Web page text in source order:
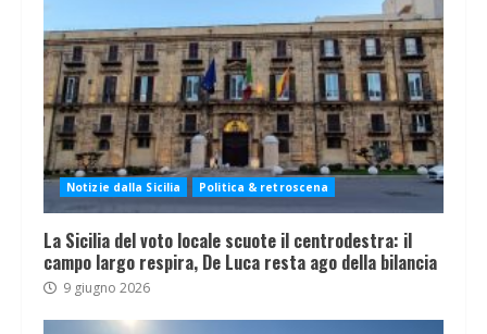
Notizie dalla Sicilia Politica & retroscena
La Sicilia del voto locale scuote il centrodestra: il
campo largo respira, De Luca resta ago della bilancia
9 giugno 2026